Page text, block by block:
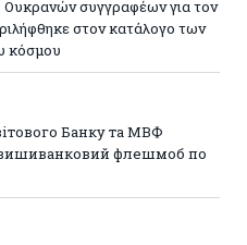
Ουκρανών συγγραφέων για τον
στον κατάλογο των
κόσμου
Банку та МВФ
флешмоб по